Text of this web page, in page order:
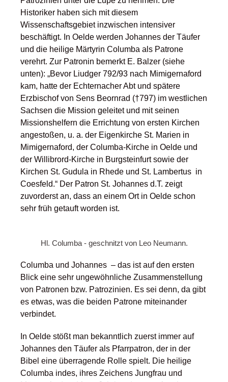
Historiker haben sich mit diesem
Wissenschaftsgebiet inzwischen intensiver
beschäftigt. In Oelde werden Johannes der Täufer
und die heilige Märtyrin Columba als Patrone
verehrt. Zur Patronin bemerkt E. Balzer (siehe
unten): „Bevor Liudger 792/93 nach Mimigernaford
kam, hatte der Echternacher Abt und spätere
Erzbischof von Sens Beornrad (†797) im westlichen
Sachsen die Mission geleitet und mit seinen
Missionshelfern die Errichtung von ersten Kirchen
angestoßen, u. a. der Eigenkirche St. Marien in
Mimigernaford, der Columba-Kirche in Oelde und
der Willibrord-Kirche in Burgsteinfurt sowie der
Kirchen St. Gudula in Rhede und St. Lambertus in
Coesfeld.“ Der Patron St. Johannes d.T. zeigt
zuvorderst an, dass an einem Ort in Oelde schon
sehr früh getauft worden ist.
Hl. Columba - geschnitzt von Leo Neumann.
Columba und Johannes – das ist auf den ersten
Blick eine sehr ungewöhnliche Zusammenstellung
von Patronen bzw. Patrozinien. Es sei denn, da gibt
es etwas, was die beiden Patrone miteinander
verbindet.
In Oelde stößt man bekanntlich zuerst immer auf
Johannes den Täufer als Pfarrpatron, der in der
Bibel eine überragende Rolle spielt. Die heilige
Columba indes, ihres Zeichens Jungfrau und